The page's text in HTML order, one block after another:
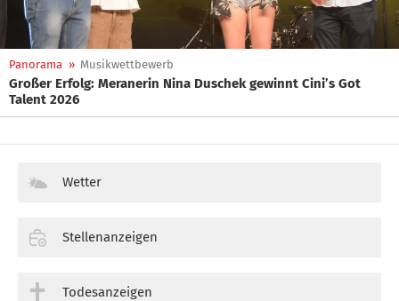
Panorama » Musikwettbewerb
Großer Erfolg: Meranerin Nina Duschek gewinnt Cini’s Got
Talent 2026
Wetter
Stellenanzeigen
Todesanzeigen